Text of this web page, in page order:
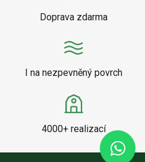
Doprava zdarma
I na nezpevněný povrch
4000+ realizací